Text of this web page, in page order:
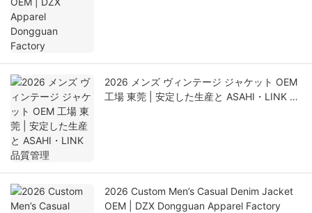
2026 メンズ ヴィンテージ ジャケット OEM
工場 東莞 | 安定した生産と ASAHI・LINK 品
2026 Custom Men’s Casual Denim Jacket
OEM | DZX Dongguan Apparel Factory